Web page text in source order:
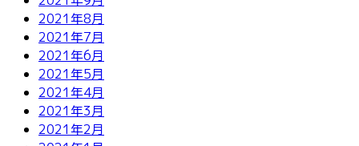
2021年8月
2021年7月
2021年6月
2021年5月
2021年4月
2021年3月
2021年2月